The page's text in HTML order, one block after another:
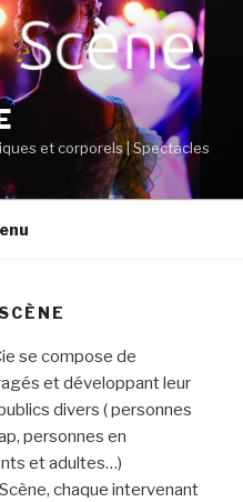
et corporels | Spectacles
se compose de
et développant leur
divers ( personnes
personnes en
et adultes…)
chaque intervenant